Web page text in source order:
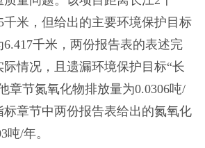
千米，但给出的主要环境保护目标
千米，两份报告表的表述完
情况，且遗漏环境保护目标“长
章节氮氧化物排放量为0.0306吨/
章节中两份报告表给出的氮氧化
吨/年。